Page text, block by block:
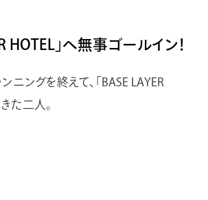
HOTEL」へ無事ゴールイン！
ニングを終えて、「BASE LAYER
た二人。